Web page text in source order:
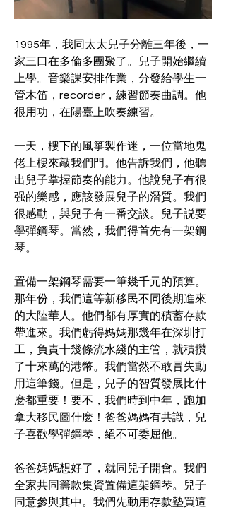
1995年，我同太太兒子分離三年後，一
家三口在多倫多團聚了。兒子開始繼續
上學。音樂課安排作業，分發給學生一
管木笛，recorder，練習節奏曲調。他
很用功，在陽臺上吹奏練習。
一天，樓下的風箏製作迷，一位當地鬼
佬上樓來敲我們門。他告訴我們，他聽
出兒子掌握節奏的能力。他說兒子有很
强的樂感，應該發展兒子的潛質。我們
很感動，與兒子有一番交談。兒子説要
學彈鋼琴。當然，我們得首先有一架鋼
琴。
置備一架鋼琴需要一筆幾千元的預算。
那年份，我們這等新移民不同後期進來
的大陸華人。他們都有厚實的積蓄存款
帶進來。我們虧得媽媽那幾年在深圳打
工，負責十幾條流水綫的主管，就積攢
了十來萬的港幣。我們當然不敢冒失動
用這筆錢。但是，兒子的智質發展比什
麽都重要！要不，我們時到中年，跑加
拿大移民圖什麽！爸爸媽媽有共識，兒
子喜歡學彈鋼琴，絕不可委屈他。
爸爸媽媽想好了，就同兒子開會。我們
全家共同籌款集資置備這架鋼琴。兒子
同意參與其中。我們先動用存款墊買這